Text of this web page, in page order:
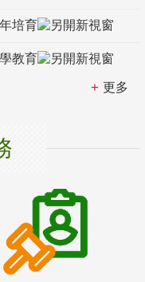
培育
教育
更多